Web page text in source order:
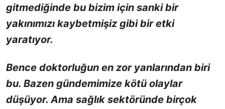
gitmediğinde bu bizim için sanki bir
yakınımızı kaybetmişiz gibi bir etki
yaratıyor.
Bence doktorluğun en zor yanlarından biri
bu. Bazen gündemimize kötü olaylar
düşüyor. Ama sağlık sektöründe birçok